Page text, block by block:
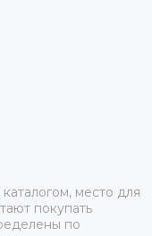
место для
покупать
по